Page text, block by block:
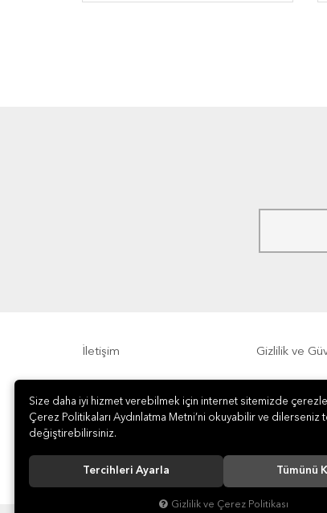
İletişim Gizlilik ve
Sıkça Sorulan Sorular Sipariş,
Size daha iyi hizmet verebilmek için internet sitemizde
Çerez Politikaları Aydınlatma Metni’ni okuyabilir ve dilerseniz
değiştirebilirsiniz.
Tercihleri Ayarla Tümünü
Gizlilik ve Çerez Politikası